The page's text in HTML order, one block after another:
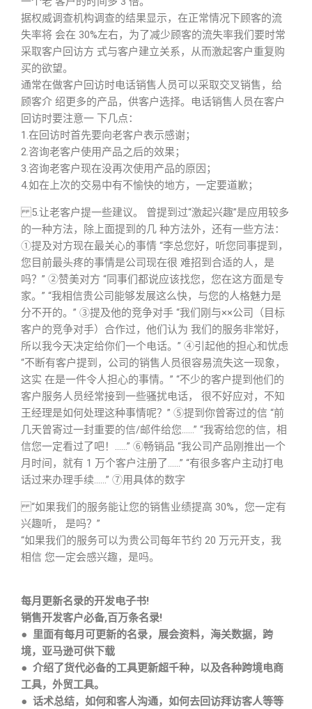
据权威调查机构调查的结果显示，在正常情况下顾客的流
失率将 会在 30%左右，为了减少顾客的流失率我们要时常
采取客户回访方 式与客户建立关系，从而激起客户重复购
买的欲望。
通常在做客户回访时电话销售人员可以采取交叉销售，给
顾客介 绍更多的产品，供客户选择。电话销售人员在客户
回访时要注意一 下几点：
1.在回访时首先要向老客户表示感谢；
2.咨询老客户使用产品之后的效果；
3.咨询老客户现在没再次使用产品的原因；
4.如在上次的交易中有不愉快的地方，一定要道歉；
5.让老客户提一些建议。 曾提到过“激起兴趣”是应用较多
的一种方法，除上面提到的几 种方法外，还有一些方法：
①提及对方现在最关心的事情 “李总您好，听您同事提到，
您目前最头疼的事情是公司现在很 难招到合适的人，是
吗？” ②赞美对方 “同事们都说应该找您，您在这方面是专
家。” “我相信贵公司能够发展这么快，与您的人格魅力是
分不开的。” ③提及他的竞争对手 “我们刚与××公司（目标
客户的竞争对手）合作过，他们认为 我们的服务非常好，
所以我今天决定给你们一个电话。” ④引起他的担心和忧虑
“不断有客户提到，公司的销售人员很容易流失这一现象，
这实 在是一件令人担心的事情。” “不少的客户提到他们的
客户服务人员经常接到一些骚扰电话， 很不好应对，不知
王经理是如何处理这种事情呢？” ⑤提到你曾寄过的信 “前
几天曾寄过一封重要的信/邮件给您……” “我寄给您的信，相
信您一定看过了吧！……” ⑥畅销品 “我公司产品刚推出一个
月时间，就有 1 万个客户注册了……” “有很多客户主动打电
话过来办理手续……” ⑦用具体的数字
“如果我们的服务能让您的销售业绩提高 30%，您一定有
兴趣听， 是吗？”
“如果我们的服务可以为贵公司每年节约 20 万元开支，我
相信 您一定会感兴趣，是吗。
每月更新名录的开发电子书!
销售开发客户必备,百万条名录!
● 里面有每月可更新的名录，展会资料，海关数据，跨
境，亚马逊可供下载
● 介绍了货代必备的工具更新超千种，以及各种跨境电商
工具，外贸工具。
● 话术总结，如何和客人沟通，如何去回访拜访客人等等